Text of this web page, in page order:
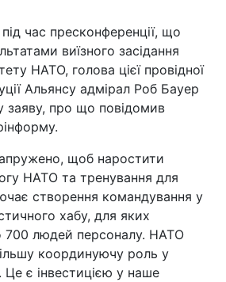
час пресконференції, що
виїзного засідання
НАТО, голова цієї провідної
Альянсу адмірал Роб Бауер
заяву, про що повідомив
щоб наростити
НАТО та тренування для
створення командування у
хабу, для яких
700 людей персоналу. НАТО
координуючу роль у
Це є інвестицією у наше